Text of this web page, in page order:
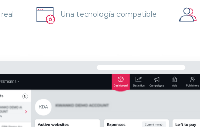
Una tecnología compatible